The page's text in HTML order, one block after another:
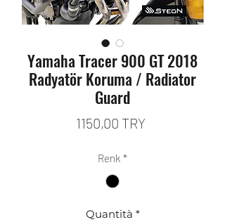
Yamaha Tracer 900 GT 2018
Radyatör Koruma / Radiator
Guard
1150,00 TRY
Renk *
Quantità *